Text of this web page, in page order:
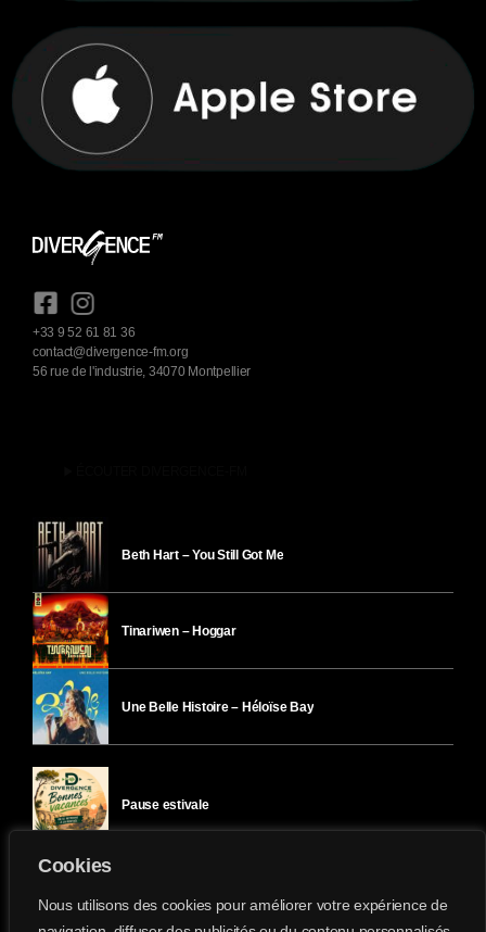
Cookies
Nous utilisons des cookies pour améliorer votre expérience de
+33 9 52 61 81 36
contact@divergence-fm.org
56 rue de l'industrie, 34070 Montpellier
Beth Hart – You Still Got Me
Tinariwen – Hoggar
Une Belle Histoire – Héloïse Bay
Pause estivale